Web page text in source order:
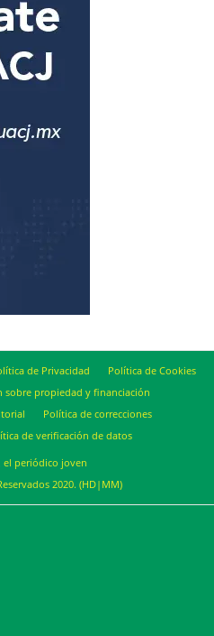
de Privacidad
Política de Cookies
sobre propiedad y financiación
Política de correcciones
de verificación de datos
el periódico joven
2020. (HD|MM)